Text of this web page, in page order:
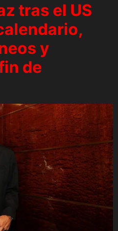
tras el US
y
de